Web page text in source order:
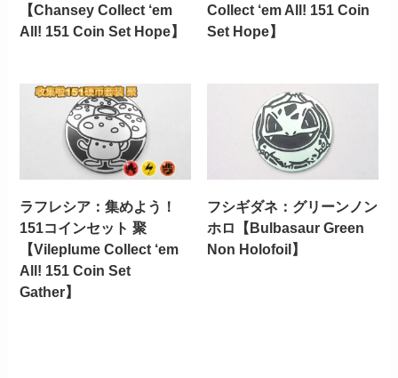
【Chansey Collect ‘em
All! 151 Coin Set Hope】
Collect ‘em All! 151 Coin
Set Hope】
ラフレシア：集めよう！
151コインセット 聚
【Vileplume Collect ‘em
All! 151 Coin Set
Gather】
フシギダネ：グリーンノン
ホロ【Bulbasaur Green
Non Holofoil】